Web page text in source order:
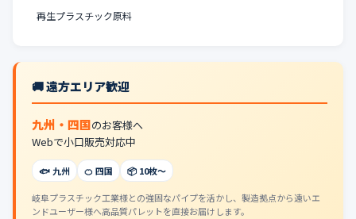
再生プラスチック原料
🚚 遠方エリア歓迎
九州・四国のお客様へ
Webで小口販売対応中
🐟 九州 🍊 四国 📦 10枚〜
岐阜プラスチック工業様との強固なパイプを活かし、製造拠点から遠いエ
ンドユーザー様へ高品質パレットを直接お届けします。